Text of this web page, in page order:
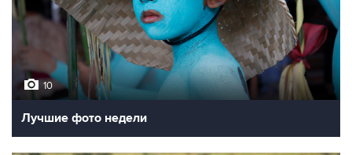
10
Лучшие фото недели